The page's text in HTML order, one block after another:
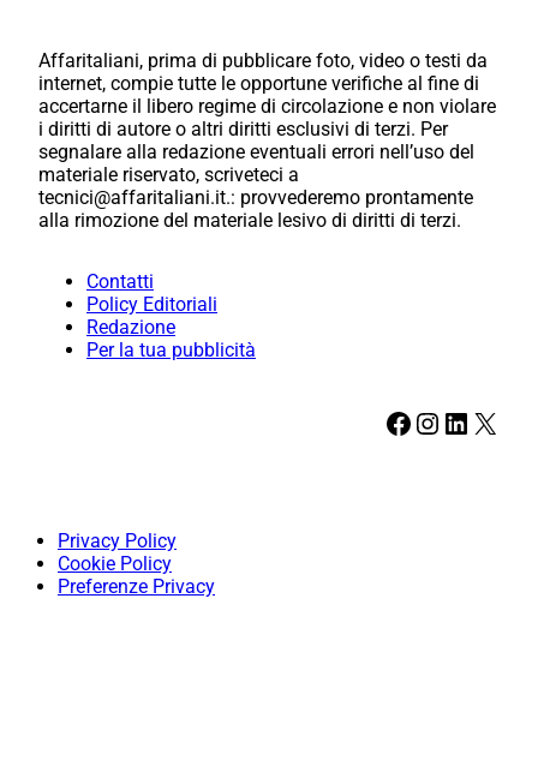
Affaritaliani, prima di pubblicare foto, video o testi da
internet, compie tutte le opportune verifiche al fine di
accertarne il libero regime di circolazione e non violare
i diritti di autore o altri diritti esclusivi di terzi. Per
segnalare alla redazione eventuali errori nell’uso del
materiale riservato, scriveteci a
tecnici@affaritaliani.it.: provvederemo prontamente
alla rimozione del materiale lesivo di diritti di terzi.
Contatti
Policy Editoriali
Redazione
Per la tua pubblicità
Facebook Instagram LinkedIn X
Privacy Policy
Cookie Policy
Preferenze Privacy